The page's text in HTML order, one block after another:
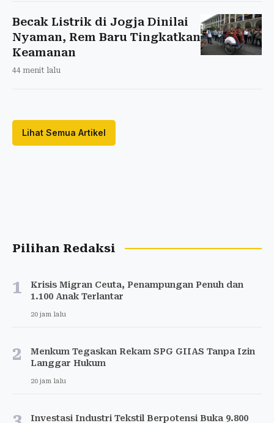
Becak Listrik di Jogja Dinilai
Nyaman, Rem Baru Tingkatkan
Keamanan
44 menit lalu
Lihat Semua Artikel
Pilihan Redaksi
1
Krisis Migran Ceuta, Penampungan Penuh dan
1.100 Anak Terlantar
20 jam lalu
2
Menkum Tegaskan Rekam SPG GIIAS Tanpa Izin
Langgar Hukum
20 jam lalu
Investasi Industri Tekstil Berpotensi Buka 9.800